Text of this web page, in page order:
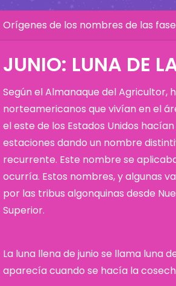
Orígenes de los nombres de las
JUNIO: LUNA DE
Según el Almanaque del Agricultor,
norteamericanos que vivían en el
el este de los Estados Unidos
estaciones dando un nombre
recurrente. Este nombre se
ocurría. Estos nombres, y algunas
por las tribus algonquinas desde
Superior.
La luna llena de junio se llama luna
aparecía cuando se hacía la